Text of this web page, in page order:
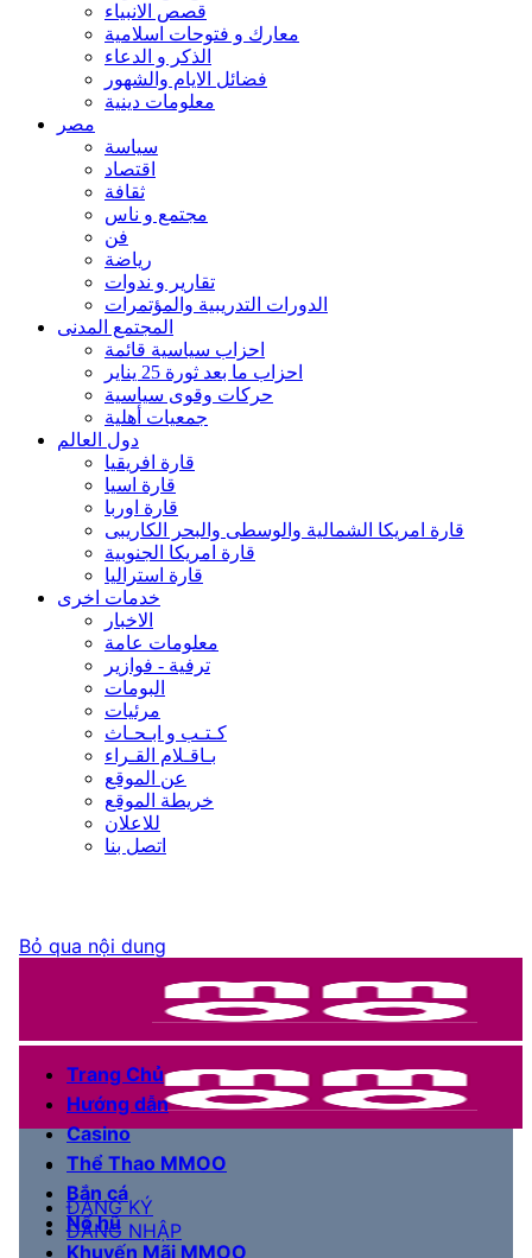
قصص الانبياء
معارك و فتوحات اسلامية
الذكر و الدعاء
فضائل الايام والشهور
معلومات دينية
مصر
سياسة
اقتصاد
ثقافة
مجتمع و ناس
فن
رياضة
تقارير و ندوات
الدورات التدريبية والمؤتمرات
المجتمع المدنى
احزاب سياسية قائمة
احزاب ما بعد ثورة 25 يناير
حركات وقوى سياسية
جمعيات أهلية
دول العالم
قارة افريقيا
قارة اسيا
قارة اوربا
قارة امريكا الشمالية والوسطى والبحر الكاريبى
قارة امريكا الجنوبية
قارة استراليا
خدمات اخرى
الاخبار
معلومات عامة
ترفية - فوازير
البومات
مرئيات
كـتـب و ابـحـاث
بـاقـلام القـراء
عن الموقع
خريطة الموقع
للاعلان
اتصل بنا